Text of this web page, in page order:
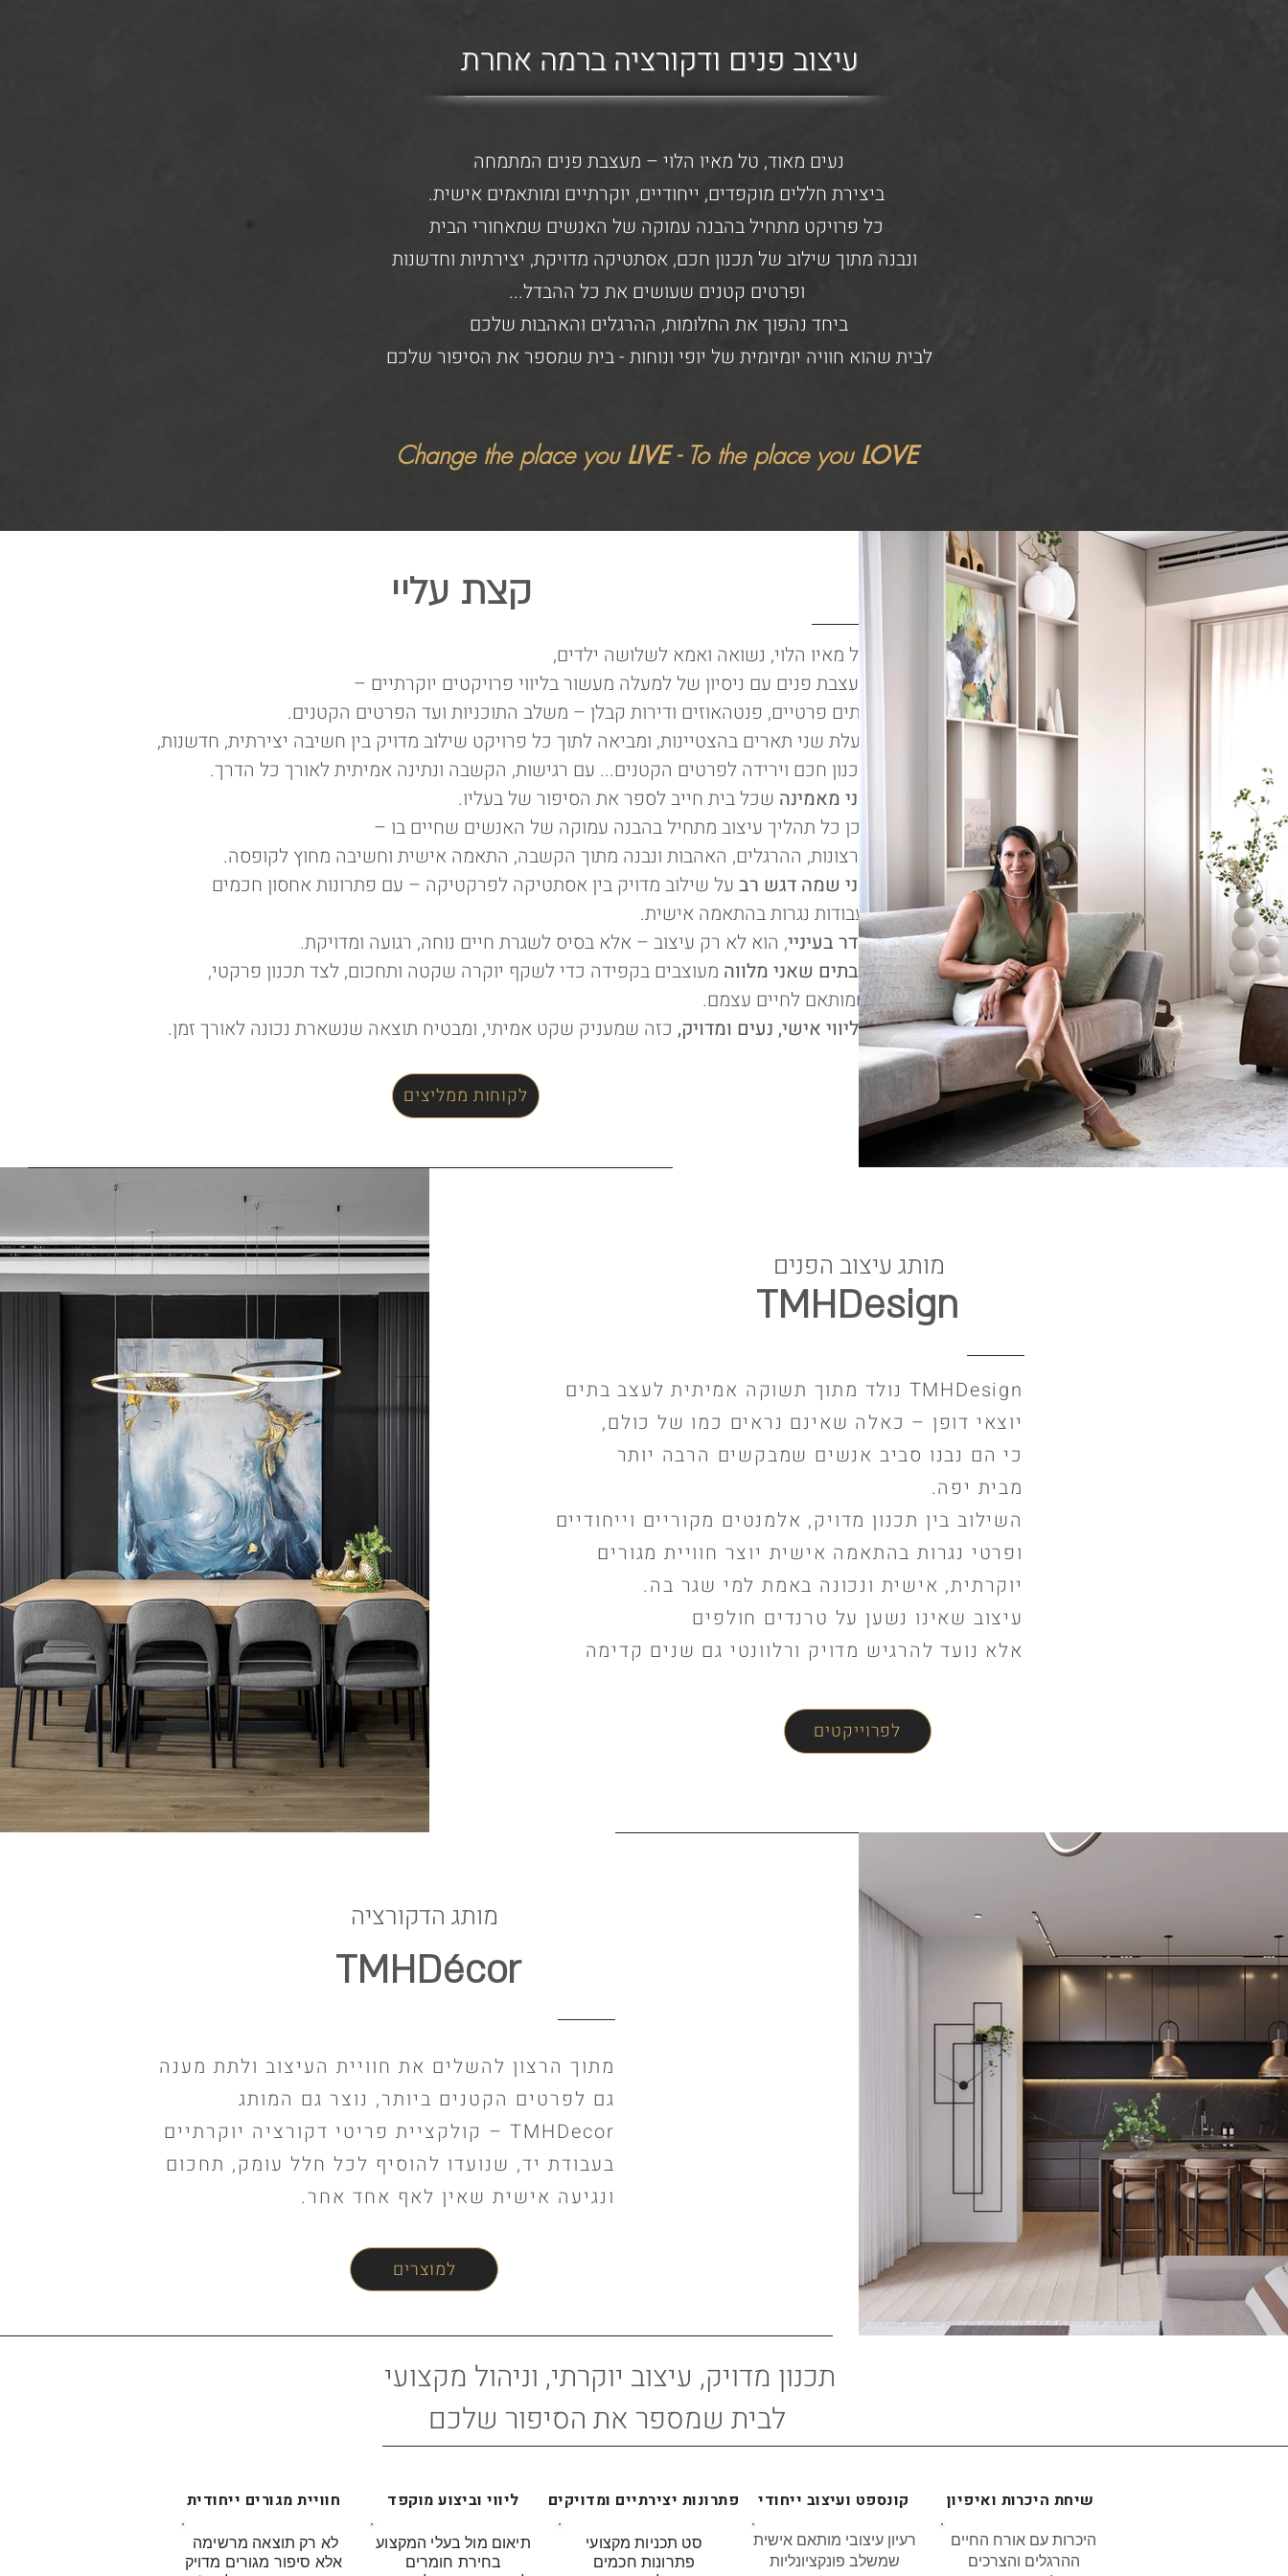
עיצוב פנים ודקורציה ברמה אחרת
נעים מאוד, טל מאיו הלוי – מעצבת פנים המתמחה
ביצירת חללים מוקפדים, ייחודיים, יוקרתיים ומותאמים אישית.
כל פרויקט מתחיל בהבנה עמוקה של האנשים שמאחורי הבית
ונבנה מתוך שילוב של תכנון חכם, אסתטיקה מדויקת, יצירתיות וחדשנות
ופרטים קטנים שעושים את כל ההבדל...
ביחד נהפוך את החלומות, ההרגלים והאהבות שלכם
לבית שהוא חוויה יומיומית של יופי ונוחות - בית שמספר את הסיפור שלכם
Change the place you LIVE- To the place you LOVE
קצת עליי
טל מאיו הלוי, נשואה ואמא לשלושה ילדים,
מעצבת פנים עם ניסיון של למעלה מעשור בליווי פרויקטים יוקרתיים –
בתים פרטיים, פנטהאוזים ודירות קבלן – משלב התוכניות ועד הפרטים הקטנים.
בעלת שני תארים בהצטיינות, ומביאה לתוך כל פרויקט שילוב מדויק בין חשיבה יצירתית, חדשנות,
תכנון חכם וירידה לפרטים הקטנים... עם רגישות, הקשבה ונתינה אמיתית לאורך כל הדרך.
אני מאמינה שכל בית חייב לספר את הסיפור של בעליו.
לכן כל תהליך עיצוב מתחיל בהבנה עמוקה של האנשים שחיים בו –
הרצונות, ההרגלים, האהבות ונבנה מתוך הקשבה, התאמה אישית וחשיבה מחוץ לקופסה.
אני שמה דגש רבעל שילוב מדויק בין אסתטיקה לפרקטיקה – עם פתרונות אחסון חכמים
ועבודות נגרות בהתאמה אישית.
סדר בעיניי, הוא לא רק עיצוב – אלא בסיס לשגרת חיים נוחה, רגועה ומדויקת.
הבתים שאני מלווה מעוצבים בקפידה כדי לשקף יוקרה שקטה ותחכום, לצד תכנון פרקטי,
שמותאם לחיים עצמם.
הליווי אישי, נעים ומדויק, כזה שמעניק שקט אמיתי, ומבטיח תוצאה שנשארת נכונה לאורך זמן.
לקוחות ממליצים
מותג עיצוב הפנים
TMHDesign
TMHDesign נולד מתוך תשוקה אמיתית לעצב בתים
יוצאי דופן – כאלה שאינם נראים כמו של כולם,
כי הם נבנו סביב אנשים שמבקשים הרבה יותר
מבית יפה.
השילוב בין תכנון מדויק, אלמנטים מקוריים וייחודיים
ופרטי נגרות בהתאמה אישית יוצר חוויית מגורים
יוקרתית, אישית ונכונה באמת למי שגר בה.
עיצוב שאינו נשען על טרנדים חולפים
אלא נועד להרגיש מדויק ורלוונטי גם שנים קדימה
לפרוייקטים
מותג הדקורציה
TMHDécor
מתוך הרצון להשלים את חוויית העיצוב ולתת מענה
גם לפרטים הקטנים ביותר, נוצר גם המותג
TMHDecor – קולקציית פריטי דקורציה יוקרתיים
בעבודת יד, שנועדו להוסיף לכל חלל עומק, תחכום
ונגיעה אישית שאין לאף אחד אחר.
למוצרים
תכנון מדויק, עיצוב יוקרתי, וניהול מקצועי
לבית שמספר את הסיפור שלכם
היכרות עם אורח החיים
ההרגלים והצרכים
קונספט ועיצוב ייחודי
רעיון עיצובי מותאם אישית
שמשלב פונקציונליות
פתרונות יצירתיים ומדויקים
סט תכניות מקצועי
פתרונות חכמים
ליווי וביצוע מוקפד
תיאום מול בעלי המקצוע
בחירת חומרים
חוויית מגורים ייחודית
לא רק תוצאה מרשימה
אלא סיפור מגורים מדויק